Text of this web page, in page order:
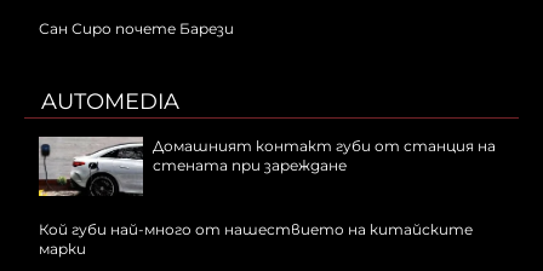
Сан Сиро почете Барези
AUTOMEDIA
Домашният контакт губи от станция на
стената при зареждане
Кой губи най-много от нашествието на китайските
марки